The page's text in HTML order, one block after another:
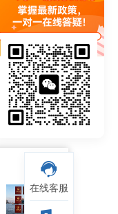
户评测
上海自测
件自测
在线客服